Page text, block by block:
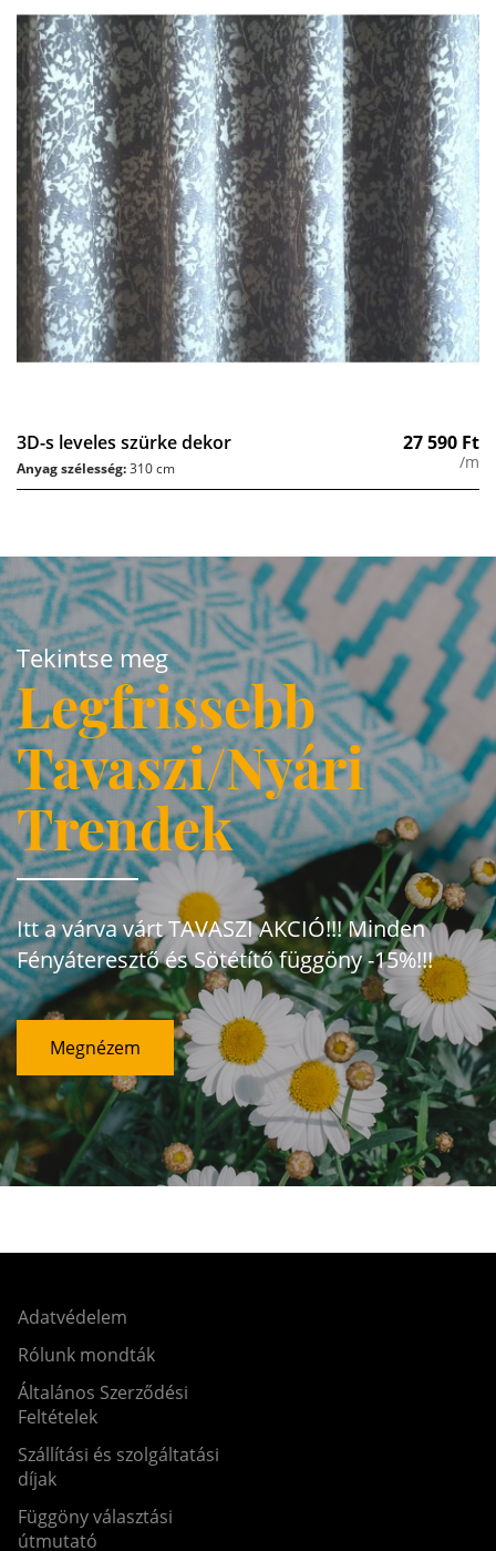
3D-s leveles szürke dekor 27 590 Ft
/m
Anyag szélesség:310 cm
Tekintse meg
Legfrissebb
Tavaszi/Nyári
Trendek
Itt a várva várt TAVASZI AKCIÓ!!! Minden
Fényáteresztő és Sötétítő függöny -15%!!!
Megnézem
Adatvédelem
Rólunk mondták
Általános Szerződési
Feltételek
Szállítási és szolgáltatási
díjak
Függöny választási
útmutató